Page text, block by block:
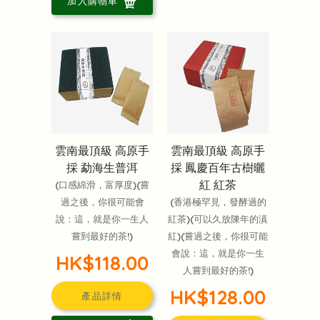
雲南最頂級 高原手
採 勐海生普洱
(口感綿滑，富厚度)(嘗
過之後，你很可能會
說：這，就是你一生人
嘗到最好的茶!)
HK$118.00
產品詳情
雲南最頂級 高原手
採 鳳慶百年古樹曬
紅 紅茶
(香港極罕見，發酵過的
紅茶)(可以久放陳年的滇
紅)(嘗過之後，你很可能
會說：這，就是你一生
人嘗到最好的茶!)
HK$128.00